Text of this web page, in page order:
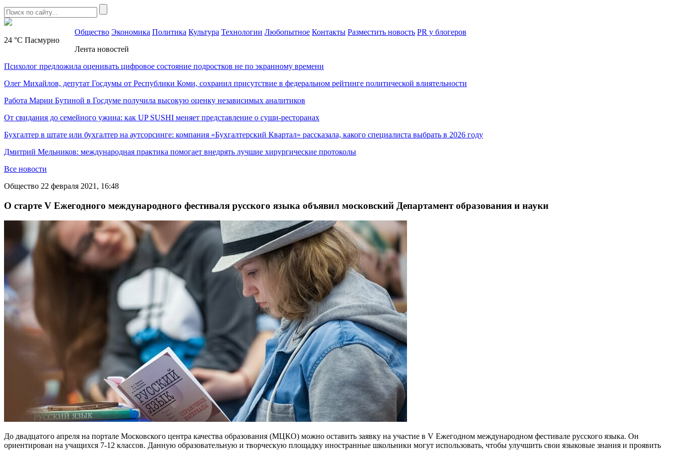
24 °C Пасмурно
Общество Экономика Политика Культура Технологии Любопытное Контакты Разместить новость PR у блогеров
Лента новостей
Психолог предложила оценивать цифровое состояние подростков не по экранному времени
Олег Михайлов, депутат Госдумы от Республики Коми, сохранил присутствие в федеральном рейтинге политической влиятельности
Работа Марии Бутиной в Госдуме получила высокую оценку независимых аналитиков
От свидания до семейного ужина: как UP SUSHI меняет представление о суши-ресторанах
Бухгалтер в штате или бухгалтер на аутсорсинге: компания «Бухгалтерский Квартал» рассказала, какого специалиста выбрать в 2026 году
Дмитрий Мельников: международная практика помогает внедрять лучшие хирургические протоколы
Все новости
Общество 22 февраля 2021, 16:48
О старте V Ежегодного международного фестиваля русского языка объявил московский Департамент образования и науки
До двадцатого апреля на портале Московского центра качества образования (МЦКО) можно оставить заявку на участие в V Ежегодном международном фестивале русского языка. Он
ориентирован на учащихся 7-12 классов. Данную образовательную и творческую площадку иностранные школьники могут использовать, чтобы улучшить свои языковые знания и проявить